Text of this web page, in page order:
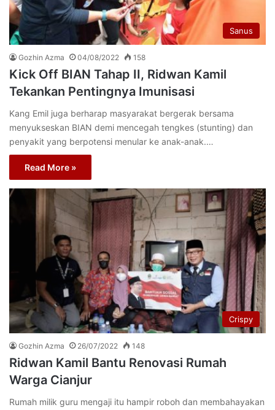
Sanus
Gozhin Azma 04/08/2022 158
Kick Off BIAN Tahap II, Ridwan Kamil
Tekankan Pentingnya Imunisasi
Kang Emil juga berharap masyarakat bergerak bersama
menyukseskan BIAN demi mencegah tengkes (stunting) dan
penyakit yang berpotensi menular ke anak-anak.…
Read More »
Crispy
Gozhin Azma 26/07/2022 148
Ridwan Kamil Bantu Renovasi Rumah
Warga Cianjur
Rumah milik guru mengaji itu hampir roboh dan membahayakan